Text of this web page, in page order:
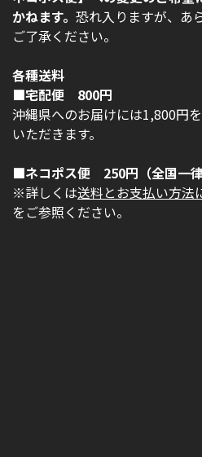
かねます。 恐れ入りますが、あ
ご了承ください。
各種送料
■宅配便 800円
沖縄県へのお届けには1,800円
いただきます。
■ネコポス便 250円（全国一律
※詳しくは送料とお支払い方法
をご参照ください。